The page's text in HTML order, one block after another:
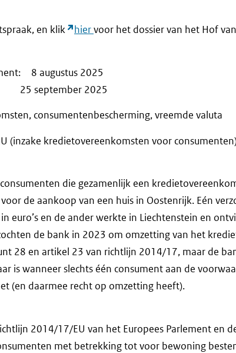
en klik hiervoor het dossier van het Hof
8 augustus 2025
september 2025
consumentenbescherming, vreemde valuta
(inzake kredietovereenkomsten voor
die gezamenlijk een
de aankoop van een huis in Oostenrijk. Eén
euro’s en de ander werkte in Liechtenstein en
de bank in 2023 om omzetting van het
28 en artikel 23 van richtlijn 2014/17, maar de
is wanneer slechts één consument aan de
(en daarmee recht op omzetting heeft).
2014/17/EU van het Europees Parlement en
met betrekking tot voor bewoning